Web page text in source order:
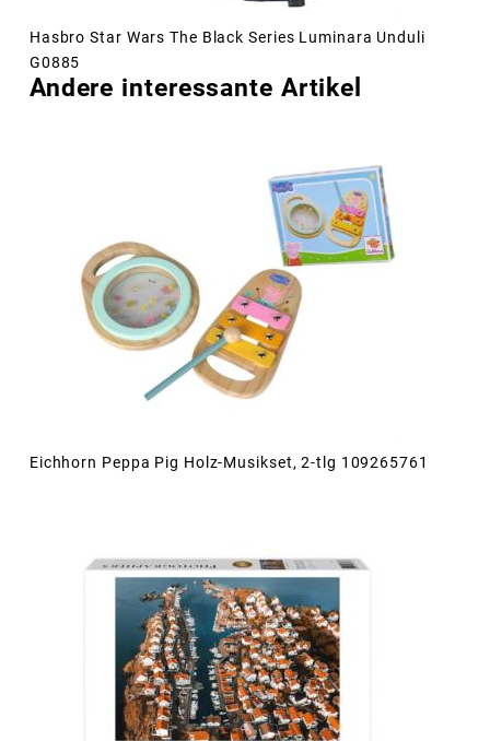
Hasbro Star Wars The Black Series Luminara Unduli
G0885
Andere interessante Artikel
Eichhorn Peppa Pig Holz-Musikset, 2-tlg 109265761